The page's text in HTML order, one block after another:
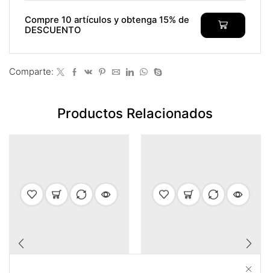
Compre 10 artículos y obtenga 15% de
DESCUENTO
Comparte:
Productos Relacionados